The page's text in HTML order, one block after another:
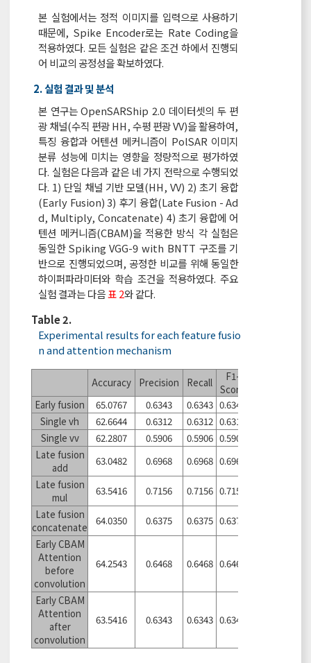
본 실험에서는 정적 이미지를 입력으로 사용하기
때문에, Spike Encoder로는 Rate Coding을
적용하였다. 모든 실험은 같은 조건 하에서 진행되
어 비교의 공정성을 확보하였다.
2. 실험 결과 및 분석
본 연구는 OpenSARShip 2.0 데이터셋의 두 편
광 채널(수직 편광 HH, 수평 편광 VV)을 활용하여,
특징 융합과 어텐션 메커니즘이 PolSAR 이미지
분류 성능에 미치는 영향을 정량적으로 평가하였
다. 실험은 다음과 같은 네 가지 전략으로 수행되었
다. 1) 단일 채널 기반 모델(HH, VV) 2) 초기 융합
(Early Fusion) 3) 후기 융합(Late Fusion - Ad
d, Multiply, Concatenate) 4) 초기 융합에 어
텐션 메커니즘(CBAM)을 적용한 방식 각 실험은
동일한 Spiking VGG-9 with BNTT 구조를 기
반으로 진행되었으며, 공정한 비교를 위해 동일한
하이퍼파라미터와 학습 조건을 적용하였다. 주요
실험 결과는 다음표 2와 같다.
Table 2.
Experimental results for each feature fusio
n and attention mechanism
Accuracy Precision Recall
F1-
Score
Early fusion
65.0767 0.6343 0.6343 0.6343
Single vh
62.6644 0.6312 0.6312 0.6312
Single vv
62.2807 0.5906 0.5906 0.5906
Late fusion
add
63.0482 0.6968 0.6968 0.6968
Late fusion
mul
63.5416 0.7156 0.7156 0.7156
Late fusion
concatenate
64.0350 0.6375 0.6375 0.6375
Early CBAM
Attention
before
convolution
64.2543 0.6468 0.6468 0.6468
Early CBAM
Attention
after
convolution
63.5416 0.6343 0.6343 0.6343